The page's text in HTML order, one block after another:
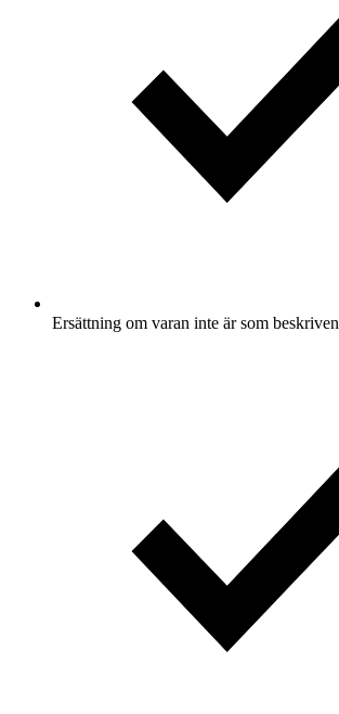
Ersättning om varan inte är som beskriven